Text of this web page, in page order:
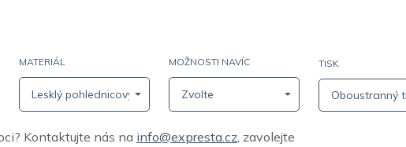
MATERIÁL
Lesklý pohlednicový papír s matnou zadní stranou (0,39 mm / 365 g/m²)
MOŽNOSTI NAVÍC
Zvolte
TISK
Oboustranný
Kontaktujte nás na info@expresta.cz, zavolejte